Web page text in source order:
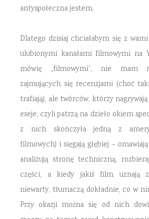
antyspołeczna jestem.
Dlatego dzisiaj chciałabym się z
ulubionymi kanałami filmowymi na
mówię „filmowymi”, nie mam
zajmujących się recenzjami (choć
trafiają), ale twórców, którzy
eseje, czyli patrzą na dzieło okiem
z nich skończyła jedną z
filmowych) i sięgają głębiej –
analizują stronę techniczną,
części, a kiedy jakiś film uznają
niewarty, tłumaczą dokładnie, co w
Przy okazji można się od nich